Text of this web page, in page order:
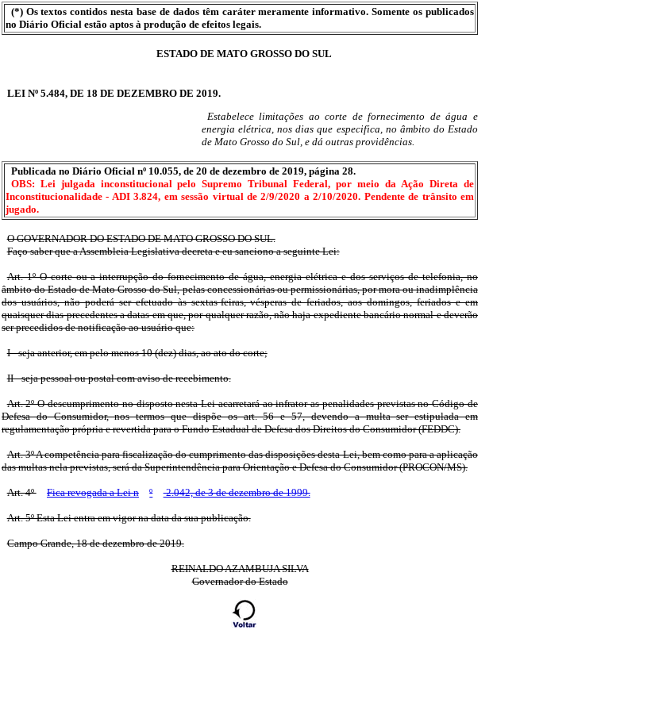
(*) Os textos contidos nesta base de dados têm caráter meramente informativo. Somente os publicados
no Diário Oficial estão aptos à produção de efeitos legais.
ESTADO DE MATO GROSSO DO SUL
LEI Nº 5.484, DE 18 DE DEZEMBRO DE 2019.
Estabelece limitações ao corte de fornecimento de água e
energia elétrica, nos dias que especifica, no âmbito do Estado
de Mato Grosso do Sul, e dá outras providências.
Publicada no Diário Oficial nº 10.055, de 20 de dezembro de 2019, página 28.
OBS: Lei julgada inconstitucional pelo Supremo Tribunal Federal, por meio da Ação Direta de
Inconstitucionalidade - ADI 3.824, em sessão virtual de 2/9/2020 a 2/10/2020. Pendente de trânsito em
jugado.
O GOVERNADOR DO ESTADO DE MATO GROSSO DO SUL.
Faço saber que a Assembleia Legislativa decreta e eu sanciono a seguinte Lei:
Art. 1º O corte ou a interrupção do fornecimento de água, energia elétrica e dos serviços de telefonia, no
âmbito do Estado de Mato Grosso do Sul, pelas concessionárias ou permissionárias, por mora ou inadimplência
dos usuários, não poderá ser efetuado às sextas-feiras, vésperas de feriados, aos domingos, feriados e em
quaisquer dias precedentes a datas em que, por qualquer razão, não haja expediente bancário normal e deverão
ser precedidos de notificação ao usuário que:
I - seja anterior, em pelo menos 10 (dez) dias, ao ato do corte;
II - seja pessoal ou postal com aviso de recebimento.
Art. 2º O descumprimento no disposto nesta Lei acarretará ao infrator as penalidades previstas no Código de
Defesa do Consumidor, nos termos que dispõe os art. 56 e 57, devendo a multa ser estipulada em
regulamentação própria e revertida para o Fundo Estadual de Defesa dos Direitos do Consumidor (FEDDC).
Art. 3º A competência para fiscalização do cumprimento das disposições desta Lei, bem como para a aplicação
das multas nela previstas, será da Superintendência para Orientação e Defesa do Consumidor (PROCON/MS).
Art. 4º Fica revogada a Lei n º 2.042, de 3 de dezembro de 1999.
Art. 5º Esta Lei entra em vigor na data da sua publicação.
Campo Grande, 18 de dezembro de 2019.
REINALDO AZAMBUJA SILVA
Governador do Estado